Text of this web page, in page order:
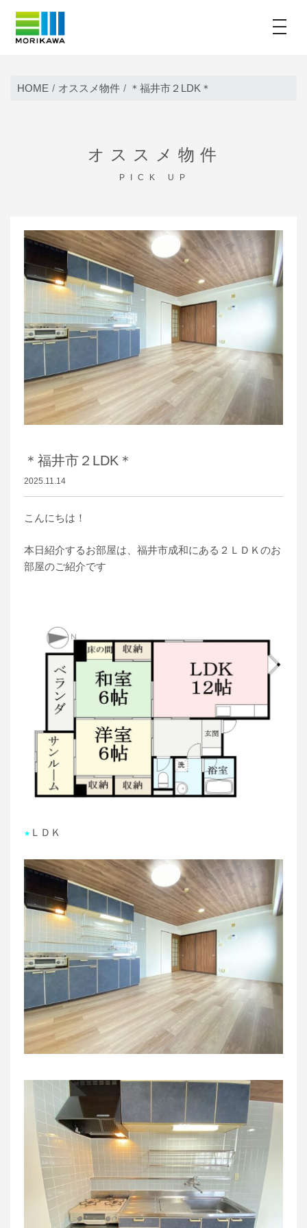
contentHOME オススメ物件 ＊福井市２LDK＊
オススメ物件
PICK UP
＊福井市２LDK＊
2025.11.14
こんにちは！
本日紹介するお部屋は、福井市成和にある２ＬＤＫのお
部屋のご紹介です
★ ＬＤＫ